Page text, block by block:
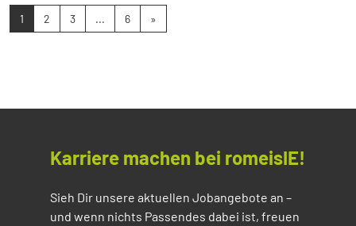
1 2 3 ... 6 »
Karriere machen bei romeisIE!
Sieh Dir unsere aktuellen Jobangebote an –
und wenn nichts Passendes dabei ist, freuen